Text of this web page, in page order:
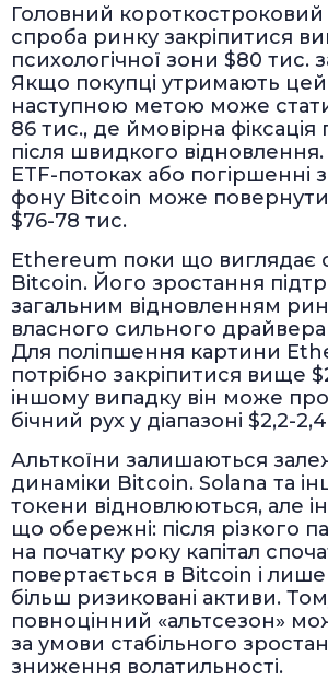
Головний
спроба ринку закріпитися
психологічної зони $80 тис.
Якщо покупці утримають цей
наступною метою може
86 тис., де ймовірна фіксація
після швидкого
ETF-потоках або погіршенні
фону Bitcoin може
$76-78 тис.
Ethereum поки що виглядає
Bitcoin. Його зростання
загальним відновленням
власного сильного
Для поліпшення картини
потрібно закріпитися вище
іншому випадку він може
бічний рух у діапазоні $2,2-
Альткоїни залишаються
динаміки Bitcoin. Solana та
токени відновлюються, але
що обережні: після різкого
на початку року капітал
повертається в Bitcoin і
більш ризиковані активи.
повноцінний «альтсезон»
за умови стабільного
зниження волатильності.